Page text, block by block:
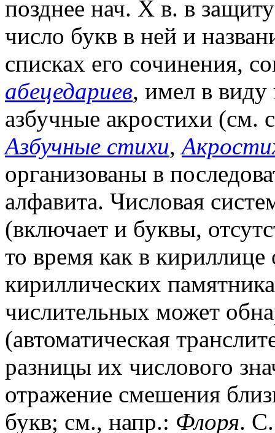
позднее нач. X в. в
число букв в ней и
списках его сочинения,
абецедариев, имел в
азбучные акростихи (см.
Азбучные стихи,
организованы в
алфавита. Числовая
(включает и буквы,
то время как в кириллице
кириллических
числительных может
(автоматическая
разницы их числового
отражение смешения
букв; см., напр.: Флоря.